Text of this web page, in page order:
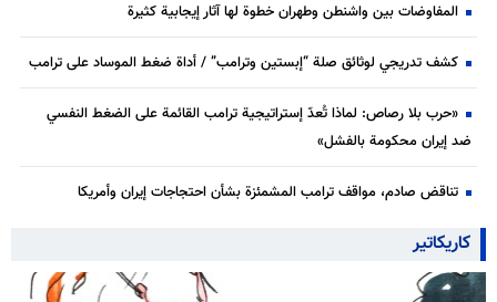
المفاوضات بين واشنطن وطهران خطوة لها آثار إيجابية كثيرة
كشف تدريجي لوثائق صلة “إبستين وترامب” / أداة ضغط الموساد على ترامب
«حرب بلا رصاص: لماذا تُعدّ إستراتيجية ترامب القائمة على الضغط النفسي
ضد إيران محكومة بالفشل»
تناقض صادم، مواقف ترامب المشمئزة بشأن احتجاجات إيران وأمريكا
كاريكاتير